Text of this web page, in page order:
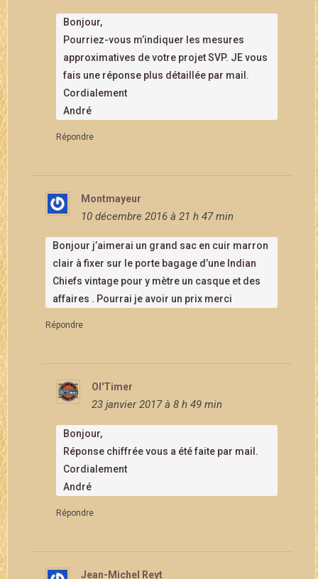
Bonjour,
Pourriez-vous m’indiquer les mesures
approximatives de votre projet SVP. JE vous
fais une réponse plus détaillée par mail.
Cordialement
André
Répondre
Montmayeur
10 décembre 2016 à 21 h 47 min
Bonjour j’aimerai un grand sac en cuir marron
clair à fixer sur le porte bagage d’une Indian
Chiefs vintage pour y mètre un casque et des
affaires . Pourrai je avoir un prix merci
Répondre
Ol'Timer
23 janvier 2017 à 8 h 49 min
Bonjour,
Réponse chiffrée vous a été faite par mail.
Cordialement
André
Répondre
Jean-Michel Reyt